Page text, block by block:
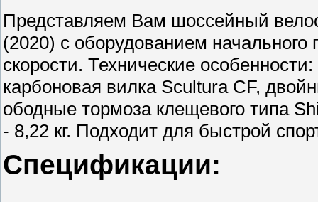
Представляем Вам шоссейный
(2020) с оборудованием
скорости. Технические
карбоновая вилка Scultura CF,
ободные тормоза клещевого типа
- 8,22 кг. Подходит для быстрой
Спецификации: